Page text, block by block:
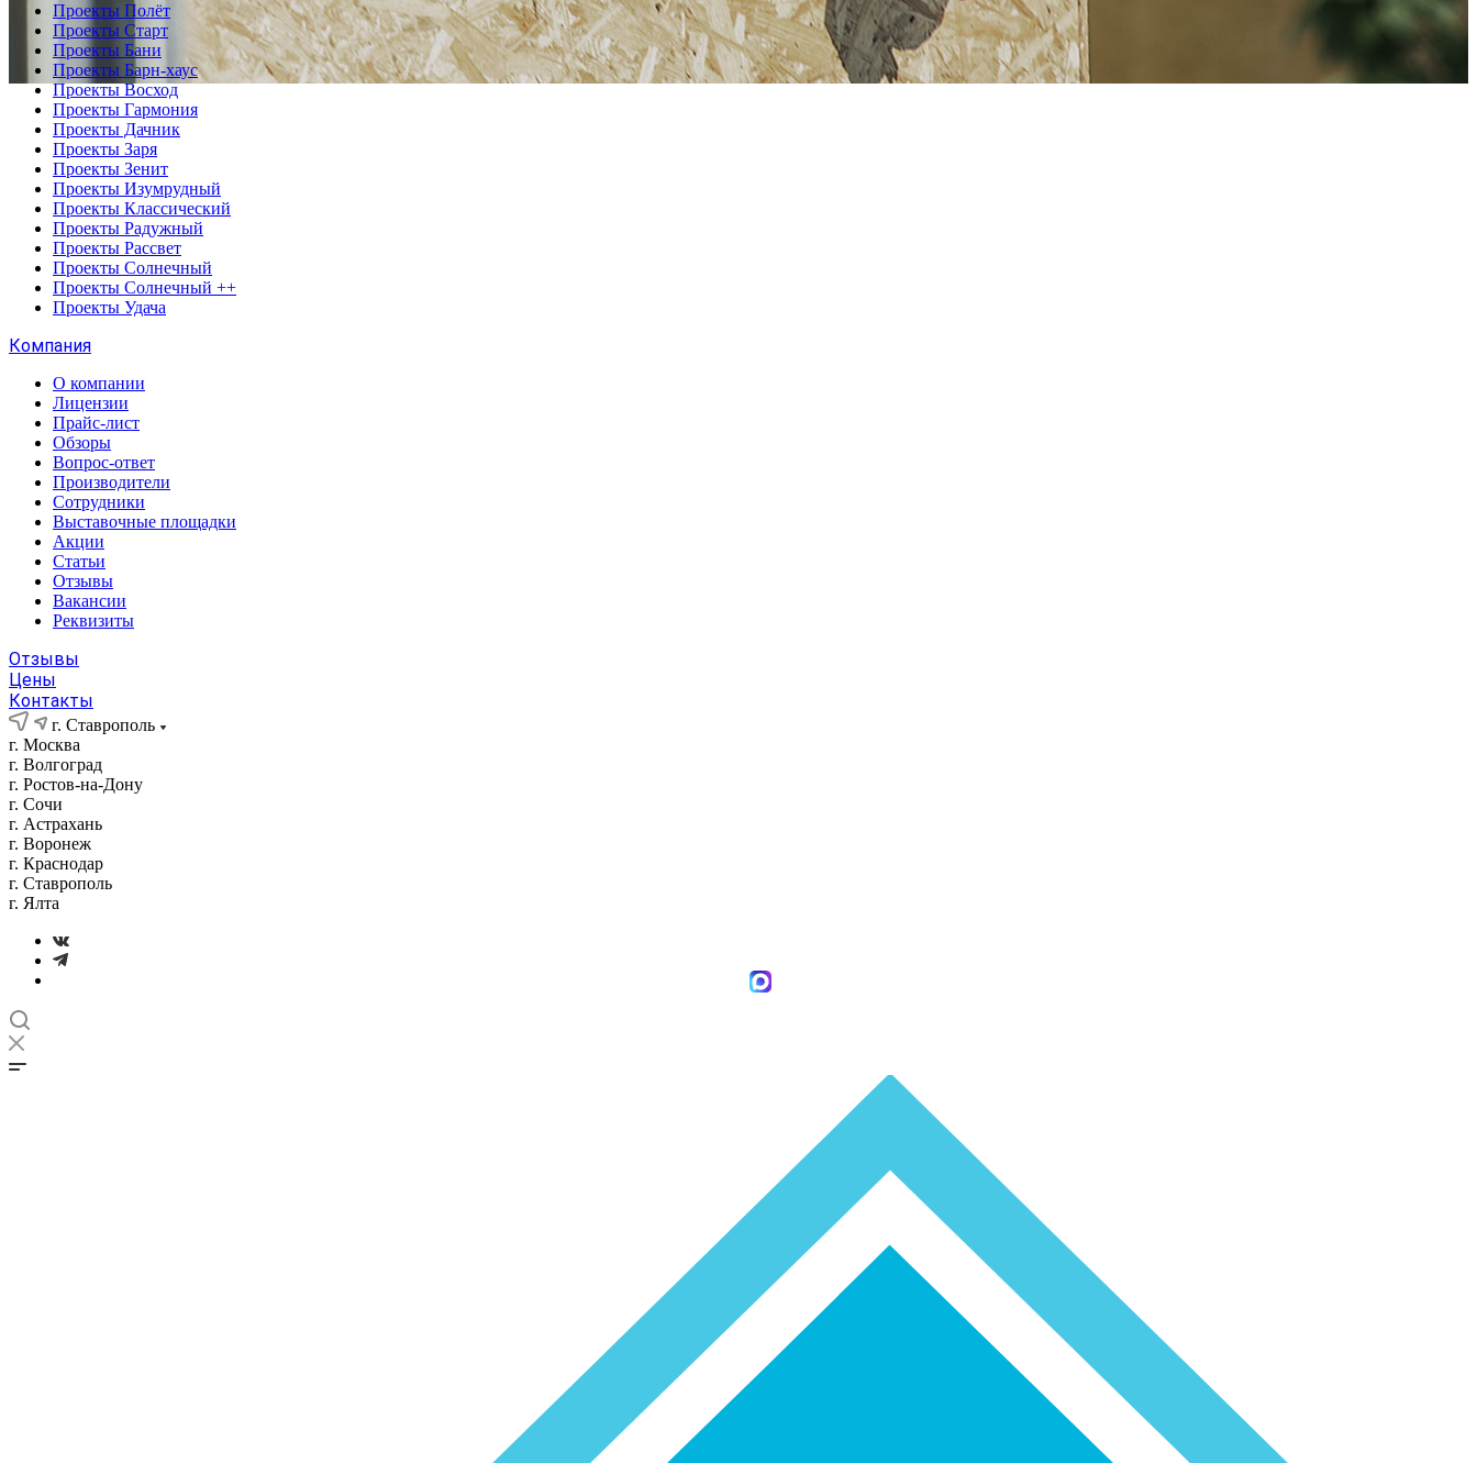
Проекты Полёт
Проекты Старт
Проекты Бани
Проекты Барн-хаус
Проекты Восход
Проекты Гармония
Проекты Дачник
Проекты Заря
Проекты Зенит
Проекты Изумрудный
Проекты Классический
Проекты Радужный
Проекты Рассвет
Проекты Солнечный
Проекты Солнечный ++
Проекты Удача
Компания
О компании
Лицензии
Прайс-лист
Обзоры
Вопрос-ответ
Производители
Сотрудники
Выставочные площадки
Акции
Статьи
Отзывы
Вакансии
Реквизиты
Отзывы
Цены
Контакты
г. Ставрополь
г. Москва
г. Волгоград
г. Ростов-на-Дону
г. Сочи
г. Астрахань
г. Воронеж
г. Краснодар
г. Ставрополь
г. Ялта